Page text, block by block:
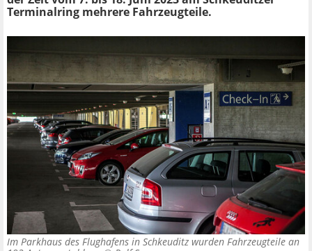
Terminalring mehrere Fahrzeugteile.
Im Parkhaus des Flughafens in Schkeuditz wurden Fahrzeugteile an